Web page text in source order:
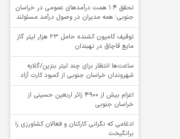
تحقق ۱.۴ همت درآمدهای عمومی در خراسان
جنوبی؛ همه مدیران در وصول درآمد مسئولند
توقيف کامیون کشنده حامل 23 هزار لیتر گاز
مایع قاچاق در نهبندان
ساعت‌ها انتظار برای چند لیتر بنزین/گلایه
شهروندان خراسان جنوبی از کمبود کارت آزاد
اعزام بیش از 4900 زائر اربعین حسینی از
خراسان جنوبی
ادغامی که نگرانی کارکنان و فعالان کشاورزی را
برانگیخت